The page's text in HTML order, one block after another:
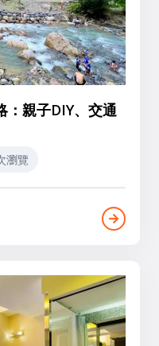
：親子DIY、交通
瀏覽